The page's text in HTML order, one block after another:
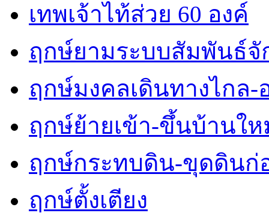
เทพเจ้าไท้ส่วย 60 องค์
ฤกษ์ยามระบบสัมพันธ์จั
ฤกษ์มงคลเดินทางไกล-
ฤกษ์ย้ายเข้า-ขึ้นบ้านใ
ฤกษ์กระทบดิน-ขุดดินก่
ฤกษ์ตั้งเตียง